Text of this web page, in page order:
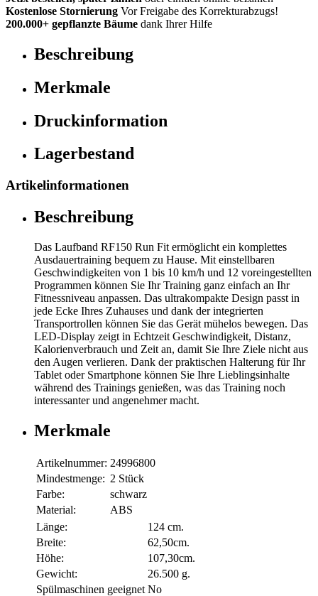
Kostenlose Stornierung Vor Freigabe des Korrekturabzugs!
200.000+ gepflanzte Bäume dank Ihrer Hilfe
Beschreibung
Merkmale
Druckinformation
Lagerbestand
Artikelinformationen
Beschreibung
Das Laufband RF150 Run Fit ermöglicht ein komplettes
Ausdauertraining bequem zu Hause. Mit einstellbaren
Geschwindigkeiten von 1 bis 10 km/h und 12 voreingestellten
Programmen können Sie Ihr Training ganz einfach an Ihr
Fitnessniveau anpassen. Das ultrakompakte Design passt in
jede Ecke Ihres Zuhauses und dank der integrierten
Transportrollen können Sie das Gerät mühelos bewegen. Das
LED-Display zeigt in Echtzeit Geschwindigkeit, Distanz,
Kalorienverbrauch und Zeit an, damit Sie Ihre Ziele nicht aus
den Augen verlieren. Dank der praktischen Halterung für Ihr
Tablet oder Smartphone können Sie Ihre Lieblingsinhalte
während des Trainings genießen, was das Training noch
interessanter und angenehmer macht.
Merkmale
Artikelnummer: 24996800
Mindestmenge: 2 Stück
Farbe:
schwarz
Material:
ABS
Länge:
124 cm.
Breite:
62,50cm.
Höhe:
107,30cm.
Gewicht:
26.500 g.
Spülmaschinen geeignet No